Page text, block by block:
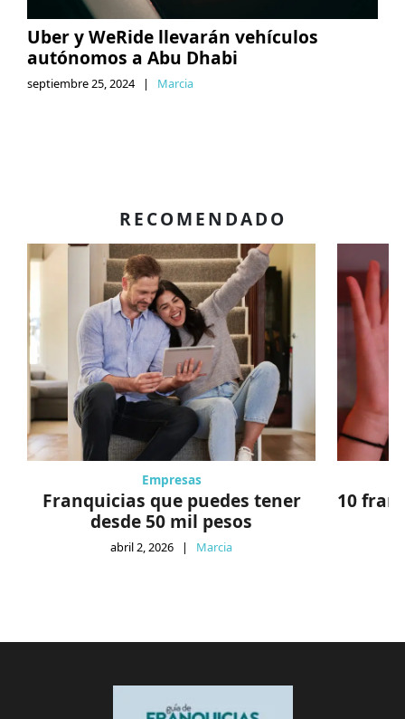
Uber y WeRide llevarán vehículos
autónomos a Abu Dhabi
septiembre 25, 2024 | Marcia
RECOMENDADO
Empresas
Franquicias que puedes tener
desde 50 mil pesos
abril 2, 2026 | Marcia
10